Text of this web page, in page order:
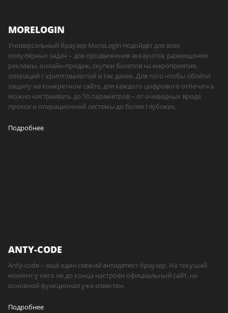
MORELOGIN
Универсальный браузер MoreLogin подойдёт для всех
популярных задач – для продвижения аккаунтов, размещения
рекламы, онлайн-продаж, скупки билетов на мероприятия,
операций с криптовалютой и так далее. Для того чтобы обойти
защиту на конкретном сайте, для каждого цифрового отпечатка
можно настраивать до 50 параметров – от очевидных вроде
прокси и операционной системы до более глубоких,
Подробнее
ANTY-CODE
Anty-code – ещё один свежий антидетект-браузер. На текущий
момент у него не до конца настроен официальный сайт, но
основной функционал уже известен.
Подробнее